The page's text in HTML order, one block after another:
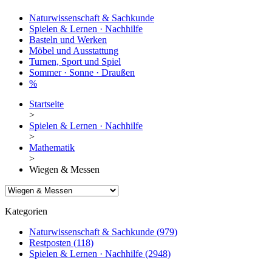
Naturwissenschaft & Sachkunde
Spielen & Lernen · Nachhilfe
Basteln und Werken
Möbel und Ausstattung
Turnen, Sport und Spiel
Sommer · Sonne · Draußen
%
Startseite
>
Spielen & Lernen · Nachhilfe
>
Mathematik
>
Wiegen & Messen
Kategorien
Naturwissenschaft & Sachkunde (979)
Restposten (118)
Spielen & Lernen · Nachhilfe (2948)